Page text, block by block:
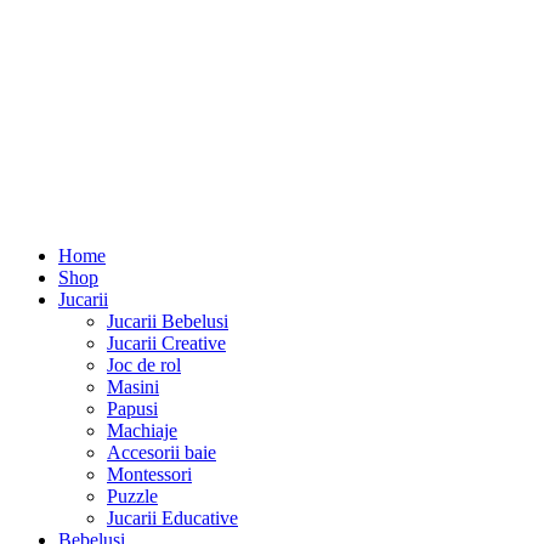
Home
Shop
Jucarii
Jucarii Bebelusi
Jucarii Creative
Joc de rol
Masini
Papusi
Machiaje
Accesorii baie
Montessori
Puzzle
Jucarii Educative
Bebelusi